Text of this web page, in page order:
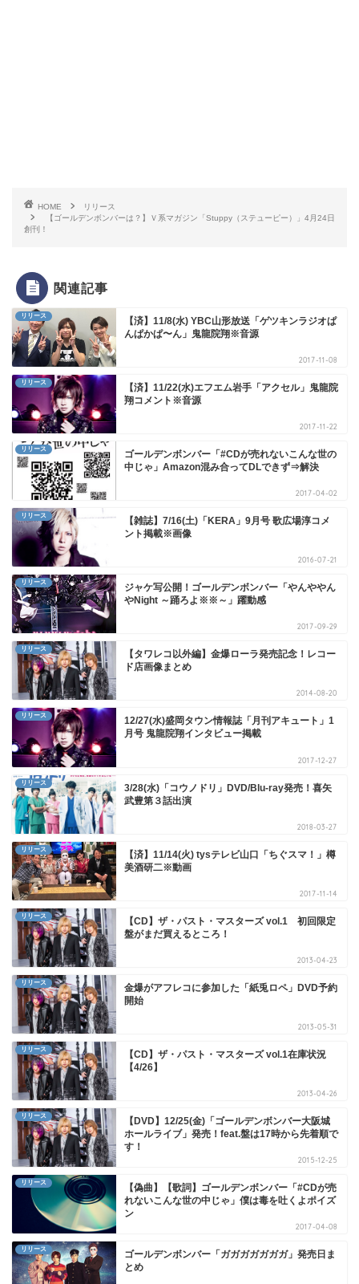
HOME
リリース
【ゴールデンボンバーは？】Ｖ系マガジン「Stuppy（ステューピー）」4月24日
創刊！
関連記事
リリース
【済】11/8(水) YBC山形放送「ゲツキンラジオぱ
んぱかぱ〜ん」鬼龍院翔※音源
2017-11-08
リリース
【済】11/22(水)エフエム岩手「アクセル」鬼龍院
翔コメント※音源
2017-11-22
リリース
ゴールデンボンバー「#CDが売れないこんな世の
中じゃ」Amazon混み合ってDLできず⇒解決
2017-04-02
リリース
【雑誌】7/16(土)「KERA」9月号 歌広場淳コメ
ント掲載※画像
2016-07-21
リリース
ジャケ写公開！ゴールデンボンバー「やんややん
やNight ～踊ろよ※※～」躍動感
2017-09-29
リリース
【タワレコ以外編】金爆ローラ発売記念！レコー
ド店画像まとめ
2014-08-20
リリース
12/27(水)盛岡タウン情報誌「月刊アキュート」1
月号 鬼龍院翔インタビュー掲載
2017-12-27
リリース
3/28(水)「コウノドリ」DVD/Blu-ray発売！喜矢
武豊第３話出演
2018-03-27
リリース
【済】11/14(火) tysテレビ山口「ちぐスマ！」樽
美酒研二※動画
2017-11-14
リリース
【CD】ザ・パスト・マスターズ vol.1 初回限定
盤がまだ買えるところ！
2013-04-23
リリース
金爆がアフレコに参加した「紙兎ロペ」DVD予約
開始
2013-05-31
リリース
【CD】ザ・パスト・マスターズ vol.1在庫状況
【4/26】
2013-04-26
リリース
【DVD】12/25(金)「ゴールデンボンバー大阪城
ホールライブ」発売！feat.盤は17時から先着順で
す！
2015-12-25
リリース
【偽曲】【歌詞】ゴールデンボンバー「#CDが売
れないこんな世の中じゃ」僕は毒を吐くよポイズ
ン
2017-04-08
リリース
ゴールデンボンバー「ガガガガガガガ」発売日ま
とめ